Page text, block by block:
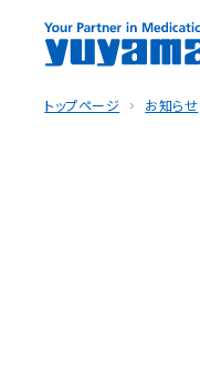
トップページ お知らせ